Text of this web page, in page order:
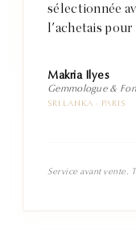
sélectionnée
l'achetais
Makria Ilyes
Gemmologue &
SRI LANKA · PARIS
Service avant vente.